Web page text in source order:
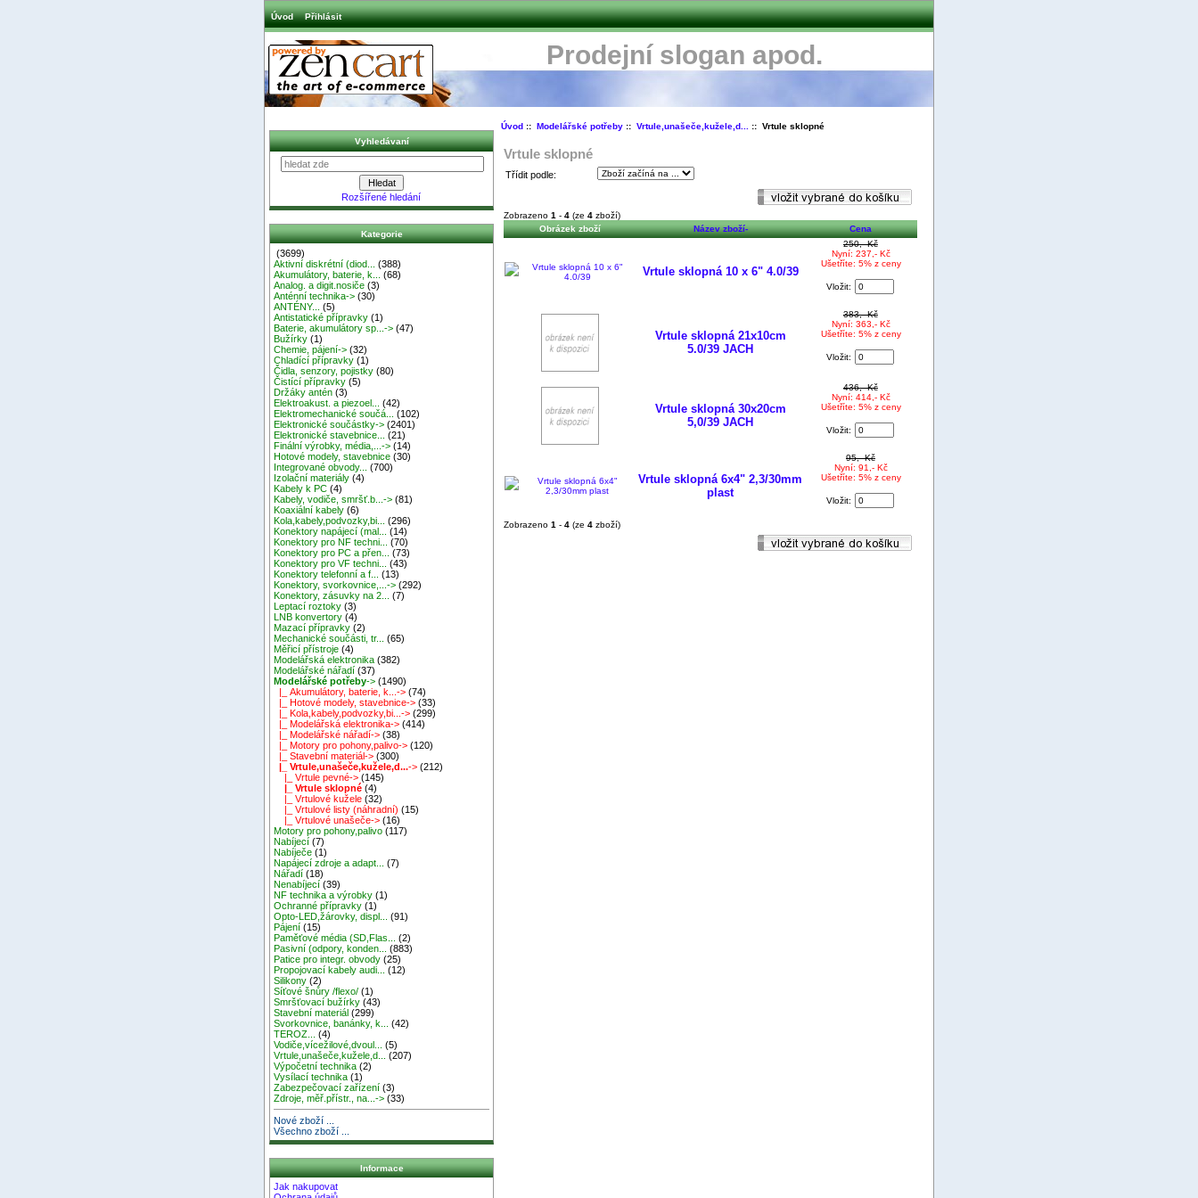
Úvod Přihlásit
Prodejní slogan apod.
Vyhledávaní
Rozšířené hledání
Kategorie
(3699)
Aktivní diskrétní (diod...
(388)
Akumulátory, baterie, k...
(68)
Analog. a digit.nosiče (3)
Anténní technika-> (30)
ANTÉNY...
(5)
Antistatické přípravky (1)
Baterie, akumulátory sp...-> (47)
Bužírky (1)
Chemie, pájení-> (32)
Chladící přípravky (1)
Čidla, senzory, pojistky (80)
Čistící přípravky (5)
Držáky antén (3)
Elektroakust. a piezoel...
(42)
Elektromechanické součá...
(102)
Elektronické součástky-> (2401)
Elektronické stavebnice...
(21)
Finální výrobky, média,...-> (14)
Hotové modely, stavebnice (30)
Integrované obvody...
(700)
Izolační materiály (4)
Kabely k PC (4)
Kabely, vodiče, smršť.b...-> (81)
Koaxiální kabely (6)
Kola,kabely,podvozky,bi...
(296)
Konektory napájecí (mal...
(14)
Konektory pro NF techni...
(70)
Konektory pro PC a přen...
(73)
Konektory pro VF techni...
(43)
Konektory telefonní a f...
(13)
Konektory, svorkovnice,...-> (292)
Konektory, zásuvky na 2...
(7)
Leptací roztoky (3)
LNB konvertory (4)
Mazací přípravky (2)
Mechanické součásti, tr...
(65)
Měřicí přístroje (4)
Modelářská elektronika (382)
Modelářské nářadí (37)
Modelářské potřeby-> (1490)
|_ Akumulátory, baterie, k...-> (74)
|_ Hotové modely, stavebnice-> (33)
|_ Kola,kabely,podvozky,bi...-> (299)
|_ Modelářská elektronika-> (414)
|_ Modelářské nářadí-> (38)
|_ Motory pro pohony,palivo-> (120)
|_ Stavební materiál-> (300)
|_ Vrtule,unašeče,kužele,d...-> (212)
|_ Vrtule pevné-> (145)
|_ Vrtule sklopné (4)
|_ Vrtulové kužele (32)
|_ Vrtulové listy (náhradní) (15)
|_ Vrtulové unašeče-> (16)
Motory pro pohony,palivo (117)
Nabíjecí (7)
Nabíječe (1)
Napájecí zdroje a adapt...
(7)
Nářadí (18)
Nenabíjecí (39)
NF technika a výrobky (1)
Ochranné přípravky (1)
Opto-LED,žárovky, displ...
(91)
Pájení (15)
Paměťové média (SD,Flas...
(2)
Pasivní (odpory, konden...
(883)
Patice pro integr. obvody (25)
Propojovací kabely audi...
(12)
Silikony (2)
Síťové šnůry /flexo/ (1)
Smršťovací bužírky (43)
Stavební materiál (299)
Svorkovnice, banánky, k...
(42)
TEROZ...
(4)
Vodiče,vícežilové,dvoul...
(5)
Vrtule,unašeče,kužele,d...
(207)
Výpočetní technika (2)
Vysílací technika (1)
Zabezpečovací zařízení (3)
Zdroje, měř.přístr., na...-> (33)
Nové zboží ...
Všechno zboží ...
Informace
Jak nakupovat
Úvod:: Modelářské potřeby:: Vrtule,unašeče,kužele,d... :: Vrtule sklopné
Vrtule sklopné
Třídit podle:
Zobrazeno 1 - 4 (ze 4 zboží)
Obrázek zboží
Název zboží- Cena
Vrtule sklopná 10 x 6" 4.0/39
250,- Kč
Nyní: 237,- Kč
Ušetříte: 5% z ceny
Vložit:
Vrtule sklopná 21x10cm
5.0/39 JACH
383,- Kč
Nyní: 363,- Kč
Ušetříte: 5% z ceny
Vložit:
Vrtule sklopná 30x20cm
5,0/39 JACH
436,- Kč
Nyní: 414,- Kč
Ušetříte: 5% z ceny
Vložit:
Vrtule sklopná 6x4" 2,3/30mm
plast
95,- Kč
Nyní: 91,- Kč
Ušetříte: 5% z ceny
Vložit:
Zobrazeno 1 - 4 (ze 4 zboží)